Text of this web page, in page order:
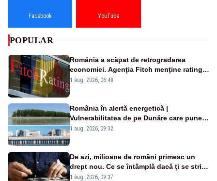
Facebook YouTube
POPULAR
România a scăpat de retrogradarea
economiei. Agenția Fitch menține ratingul
„BBB-” cu perspectivă negativă
1 aug. 2026, 06:48
România în alertă energetică |
Vulnerabilitatea de pe Dunăre care pune
în pericol Centrala Cernavodă era
1 aug. 2026, 09:32
De azi, milioane de români primesc un
drept nou. Ce se întâmplă dacă ți se strică
un produs
1 aug. 2026, 09:37